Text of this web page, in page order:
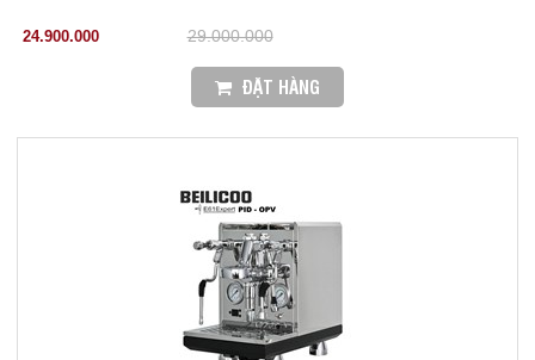
24.900.000 29.000.000
ĐẶT HÀNG